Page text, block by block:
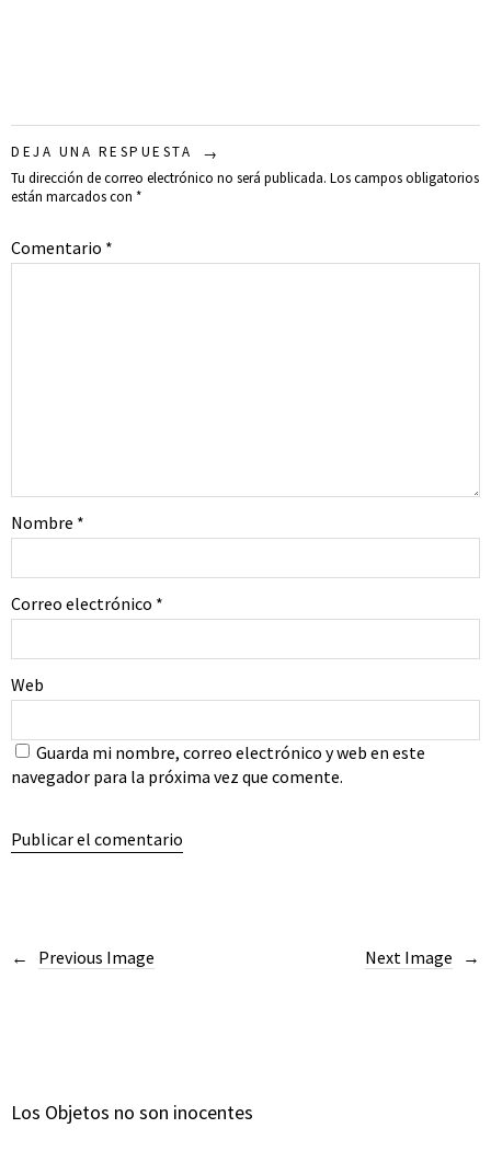
DEJA UNA RESPUESTA
Tu dirección de correo electrónico no será publicada. Los campos obligatorios
están marcados con *
Comentario *
Nombre *
Correo electrónico *
Web
Guarda mi nombre, correo electrónico y web en este
navegador para la próxima vez que comente.
Next Image
Previous Image
Los Objetos no son inocentes